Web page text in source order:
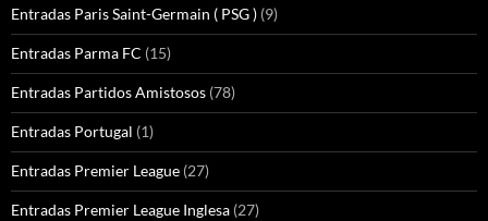
Entradas Paris Saint-Germain ( PSG ) (9)
Entradas Parma FC (15)
Entradas Partidos Amistosos (78)
Entradas Portugal (1)
Entradas Premier League (27)
Entradas Premier League Inglesa (27)